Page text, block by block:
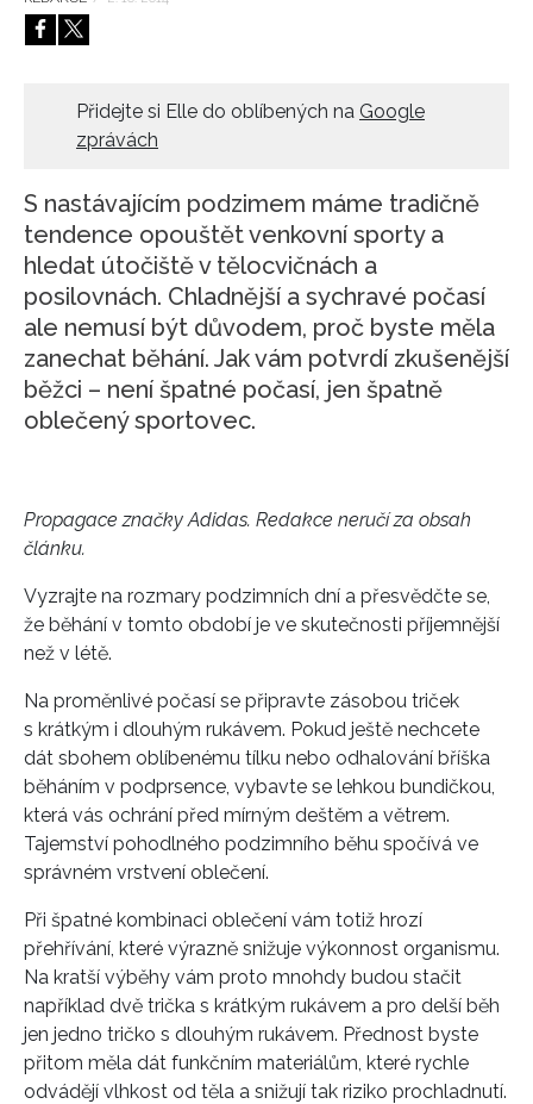
HOME
Přidejte si Elle do oblíbených na Google
zprávách
S nastávajícím podzimem máme tradičně
tendence opouštět venkovní sporty a
hledat útočiště v tělocvičnách a
posilovnách. Chladnější a sychravé počasí
ale nemusí být důvodem, proč byste měla
zanechat běhání. Jak vám potvrdí zkušenější
běžci – není špatné počasí, jen špatně
oblečený sportovec.
Propagace značky Adidas. Redakce neručí za obsah
článku.
Vyzrajte na rozmary podzimních dní a přesvědčte se,
že běhání v tomto období je ve skutečnosti příjemnější
než v létě.
Na proměnlivé počasí se připravte zásobou triček
s krátkým i dlouhým rukávem. Pokud ještě nechcete
dát sbohem oblíbenému tílku nebo odhalování bříška
běháním v podprsence, vybavte se lehkou bundičkou,
která vás ochrání před mírným deštěm a větrem.
Tajemství pohodlného podzimního běhu spočívá ve
správném vrstvení oblečení.
Při špatné kombinaci oblečení vám totiž hrozí
přehřívání, které výrazně snižuje výkonnost organismu.
Na kratší výběhy vám proto mnohdy budou stačit
například dvě trička s krátkým rukávem a pro delší běh
jen jedno tričko s dlouhým rukávem. Přednost byste
přitom měla dát funkčním materiálům, které rychle
odvádějí vlhkost od těla a snižují tak riziko prochladnutí.